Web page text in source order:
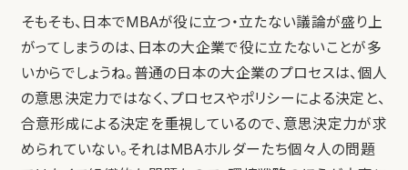
そもそも、日本でMBAが役に立つ・立たない議論が盛り上
がってしまうのは、日本の大企業で役に立たないことが多
いからでしょうね。普通の日本の大企業のプロセスは、個人
の意思決定力ではなく、プロセスやポリシーによる決定と、
合意形成による決定を重視しているので、意思決定力が求
められていない。それはMBAホルダーたち個々人の問題